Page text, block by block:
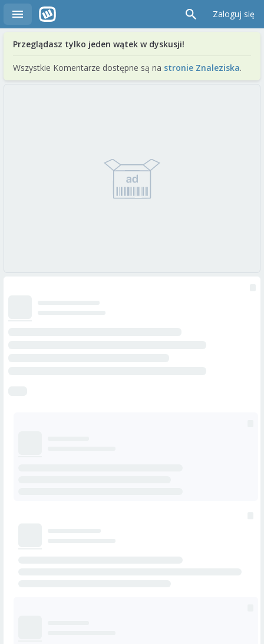
Zaloguj się
Przeglądasz tylko jeden wątek w dyskusji!
Wszystkie Komentarze dostępne są na stronie Znaleziska.